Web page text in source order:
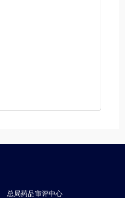
总局药品审评中心